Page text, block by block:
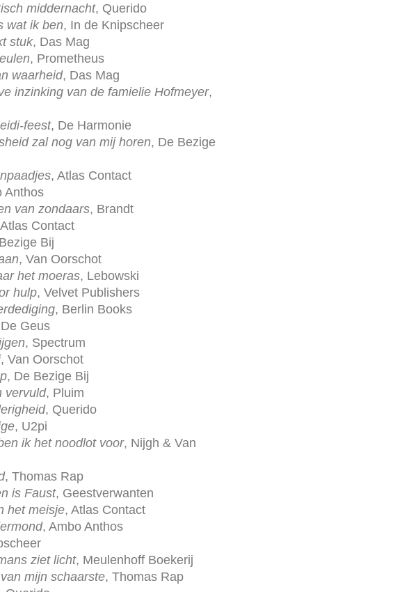
middernacht, Querido
wat ik ben, In de Knipscheer
stuk, Das Mag
, Prometheus
waarheid, Das Mag
inzinking van de famielie Hofmeyer,
feest, De Harmonie
zal nog van mij horen, De Bezige
, Atlas Contact
Anthos
van zondaars, Brandt
Contact
Bij
, Van Oorschot
het moeras, Lebowski
hulp, Velvet Publishers
, Berlin Books
Geus
, Spectrum
, Van Oorschot
, De Bezige Bij
vervuld, Pluim
, Querido
, U2pi
ik het noodlot voor, Nijgh & Van
, Thomas Rap
is Faust, Geestverwanten
het meisje, Atlas Contact
, Ambo Anthos
ziet licht, Meulenhoff Boekerij
mijn schaarste, Thomas Rap